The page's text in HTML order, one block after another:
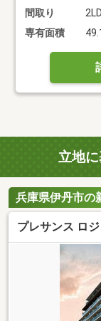
間取り
専有面積
立地
兵庫県伊丹市の
プレサンス ロ